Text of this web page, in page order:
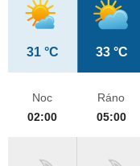
31 °C 33 °C
Noc
02:00
Ráno
05:00